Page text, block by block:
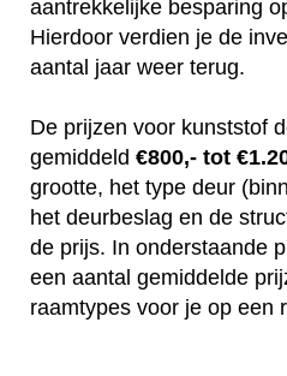
aantrekkelijke besparing
Hierdoor verdien je de
aantal jaar weer terug.
De prijzen voor kunststof
gemiddeld €800,- tot
grootte, het type deur
het deurbeslag en de
de prijs. In onderstaande
een aantal gemiddelde
raamtypes voor je op een